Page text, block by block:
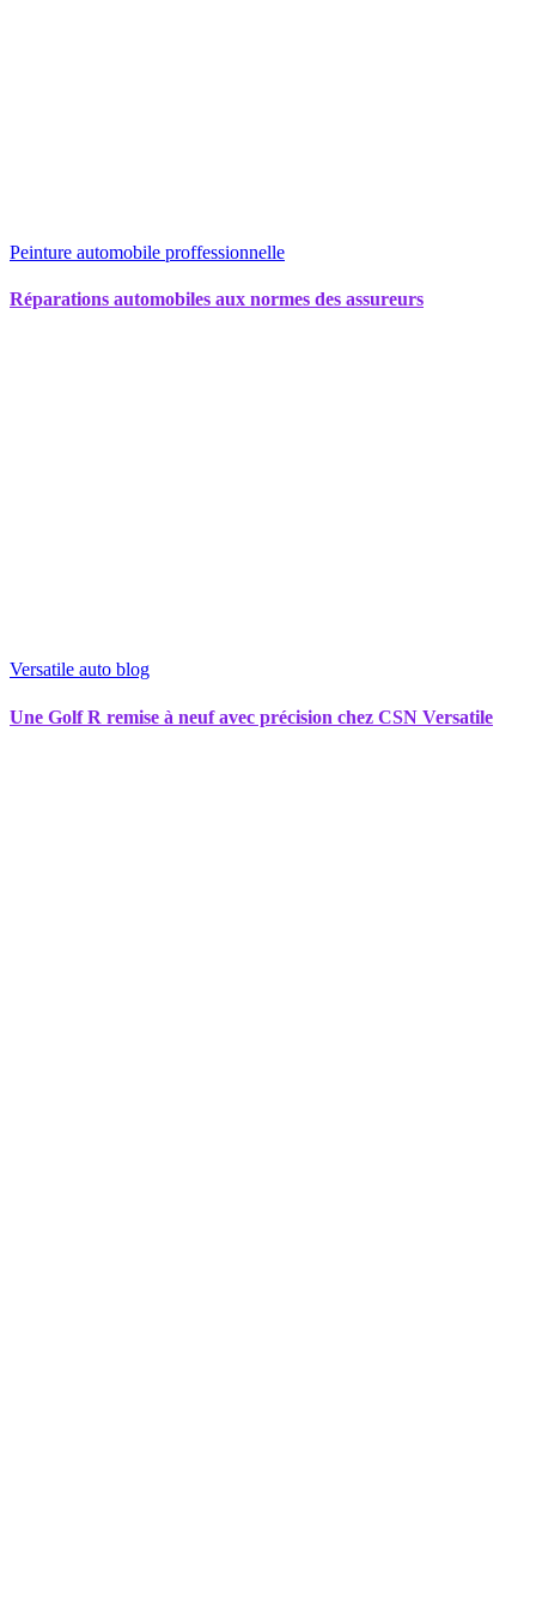
Peinture automobile proffessionnelle
Réparations automobiles aux normes des assureurs
Versatile auto blog
Une Golf R remise à neuf avec précision chez CSN Versatile